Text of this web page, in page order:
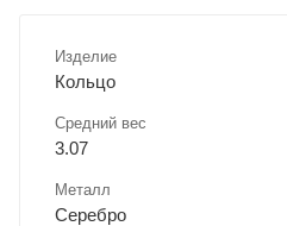
Изделие
Кольцо
Средний вес
3.07
Металл
Серебро